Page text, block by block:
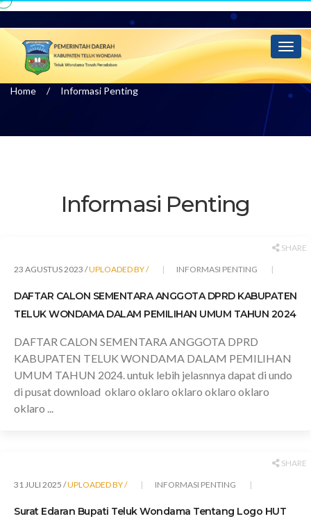
Info
Home Informasi Penting
Informasi Penting
SHARE
23 AGUSTUS 2023 /UPLOADED BY / INFORMASI PENTING
DAFTAR CALON SEMENTARA ANGGOTA DPRD KABUPATEN
TELUK WONDAMA DALAM PEMILIHAN UMUM TAHUN 2024
DAFTAR CALON SEMENTARA ANGGOTA DPRD
KABUPATEN TELUK WONDAMA DALAM PEMILIHAN
UMUM TAHUN 2024. untuk lebih jelasnnya dapat di undo
di pusat download oklaro oklaro oklaro oklaro oklaro
oklaro ...
SHARE
31 JULI 2025 /UPLOADED BY / INFORMASI PENTING
Surat Edaran Bupati Teluk Wondama Tentang Logo HUT